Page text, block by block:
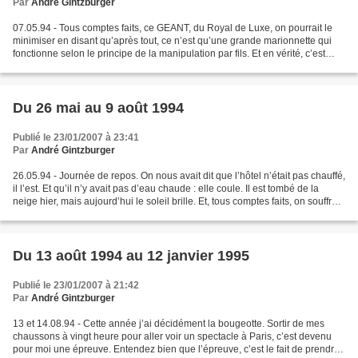
Par André Gintzburger
07.05.94 - Tous comptes faits, ce GEANT, du Royal de Luxe, on pourrait le
minimiser en disant qu’après tout, ce n’est qu’une grande marionnette qui
fonctionne selon le principe de la manipulation par fils. Et en vérité, c’est
Du 26 mai au 9 août 1994
Publié le 23/01/2007 à 23:41
Par André Gintzburger
26.05.94 - Journée de repos. On nous avait dit que l’hôtel n’était pas chauffé,
il l’est. Et qu’il n’y avait pas d’eau chaude : elle coule. Il est tombé de la
neige hier, mais aujourd’hui le soleil brille. Et, tous comptes faits, on souffre
Du 13 août 1994 au 12 janvier 1995
Publié le 23/01/2007 à 21:42
Par André Gintzburger
13 et 14.08.94 - Cette année j’ai décidément la bougeotte. Sortir de mes
chaussons à vingt heure pour aller voir un spectacle à Paris, c’est devenu
pour moi une épreuve. Entendez bien que l’épreuve, c’est le fait de prendre